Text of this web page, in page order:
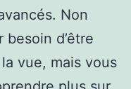
Non
d’être
vue, mais vous